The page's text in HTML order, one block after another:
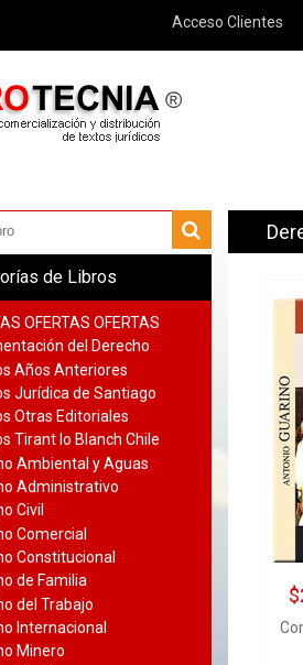
Acceso Clientes
de Libros
OFERTAS OFERTAS
del Derecho
Años Anteriores
Jurídica de Santiago
Otras Editoriales
Tirant lo Blanch Chile
Ambiental y Aguas
Administrativo
Civil
Comercial
Constitucional
de Familia
del Trabajo
Internacional
Minero